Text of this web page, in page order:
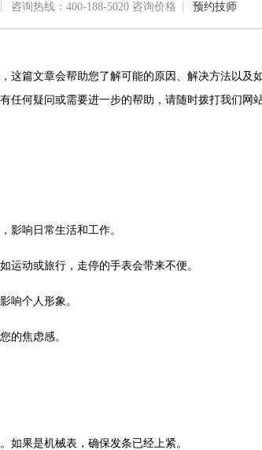
）
咨询热线： 400-188-5020咨询价格 预约技师
这篇文章会帮助您了解可能的原因、解决方法以及
任何疑问或需要进一步的帮助，请随时拨打我们网
影响日常生活和工作。
运动或旅行，走停的手表会带来不便。
响个人形象。
的焦虑感。
如果是机械表，确保发条已经上紧。